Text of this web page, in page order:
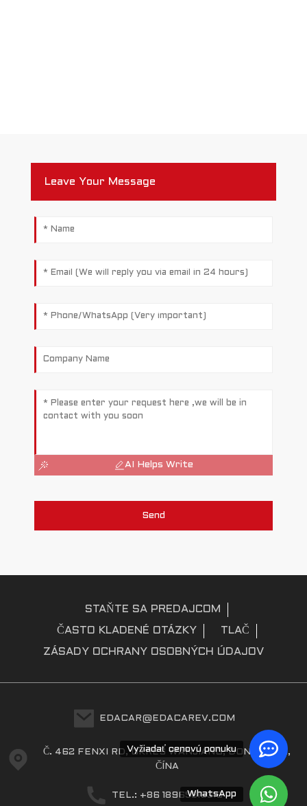
Vyžiadať cenovú ponuku
WhatsApp
Leave Your Message
AI Helps Write
Send
STAŇTE SA PREDAJCOM
ČASTO KLADENÉ OTÁZKY TLAČ
ZÁSADY OCHRANY OSOBNÝCH ÚDAJOV
EDACAR@EDACAREV.COM
Č. 462 FENXI RD, OKRES WANJIANG, DONGGUAN,
ČÍNA
TEL.: +86 18965816319